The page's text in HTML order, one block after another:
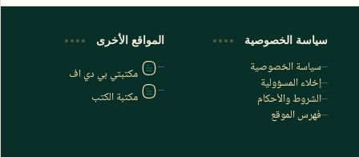
اشترك الآن
اشترك في قناتنا على تليجرام سياسة الخصوصية
سياسة الخصوصية
إخلاء المسؤولية
الشروط والأحكام
فهرس الموقع
المواقع الأخرى
مكتبتي بي دي اف
مكتبة الكتب